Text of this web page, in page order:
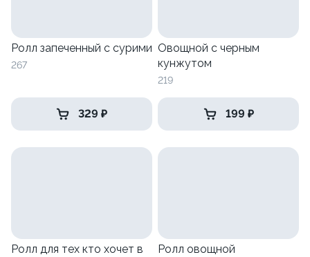
Ролл запеченный с сурими
267
329 ₽
Овощной с черным
кунжутом
219
199 ₽
Ролл для тех кто хочет в
Ролл овощной